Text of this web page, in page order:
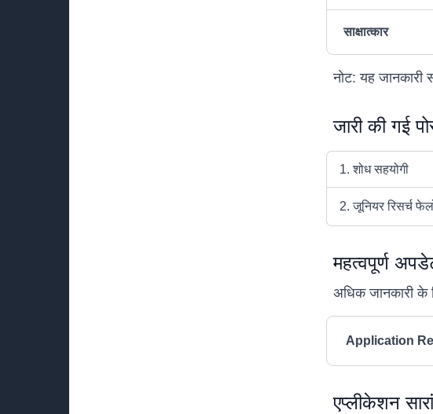
साक्षात्कार
नोट: यह जानकारी
जारी की गई
1. शोध सहयोगी
2. जूनियर रिसर्च
महत्वपूर्ण
अधिक जानकारी के
Application
एप्लीकेशन